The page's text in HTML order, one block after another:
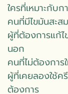
ใครที่เหมาะกับ
คนที่มีไขมันสะ
ผู้ที่ต้องการแก้ไ
นอก
คนที่ไม่ต้องการ
ผู้ที่เคยลองใช้
ต้องการ